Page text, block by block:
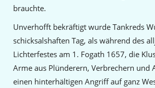
brauchte.
Unverhofft bekräftigt wurde Tankreds
schicksalshaften Tag, als während des
Lichterfestes am 1. Fogath 1657, die
Arme aus Plünderern, Verbrechern und
einen hinterhältigen Angriff auf ganz